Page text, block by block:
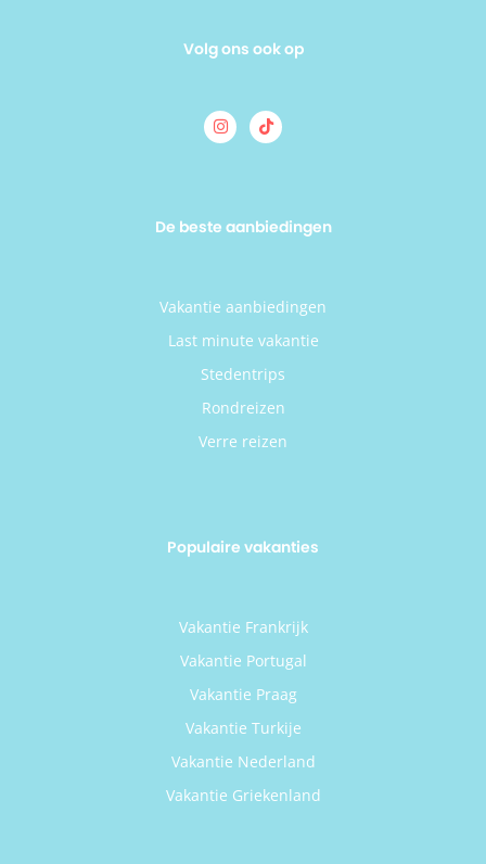
Volg ons ook op
De beste aanbiedingen
Vakantie aanbiedingen
Last minute vakantie
Stedentrips
Rondreizen
Verre reizen
Populaire vakanties
Vakantie Frankrijk
Vakantie Portugal
Vakantie Praag
Vakantie Turkije
Vakantie Nederland
Vakantie Griekenland